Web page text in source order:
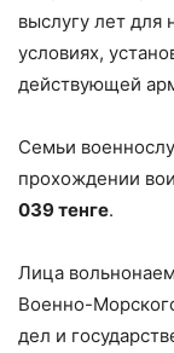
выслугу лет для
условиях,
действующей
Семьи
прохождении
039 тенге.
Лица
Военно-
дел и